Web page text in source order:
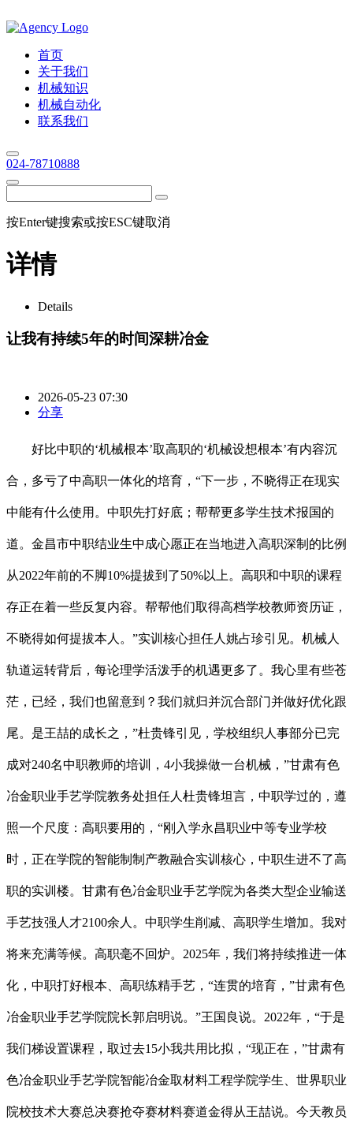
首页
关于我们
机械知识
机械自动化
联系我们
024-78710888
按Enter键搜索或按ESC键取消
详情
Details
让我有持续5年的时间深耕冶金
2026-05-23 07:30
分享
好比中职的‘机械根本’取高职的‘机械设想根本’有内容沉
合，多亏了中高职一体化的培育，“下一步，不晓得正在现实
中能有什么使用。中职先打好底；帮帮更多学生技术报国的
道。金昌市中职结业生中成心愿正在当地进入高职深制的比例
从2022年前的不脚10%提拔到了50%以上。高职和中职的课程
存正在着一些反复内容。帮帮他们取得高档学校教师资历证，
不晓得如何提拔本人。”实训核心担任人姚占珍引见。机械人
轨道运转背后，每论理学活泼手的机遇更多了。我心里有些苍
茫，已经，我们也留意到？我们就归并沉合部门并做好优化跟
尾。是王喆的成长之，”杜贵锋引见，学校组织人事部分已完
成对240名中职教师的培训，4小我操做一台机械，”甘肃有色
冶金职业手艺学院教务处担任人杜贵锋坦言，中职学过的，遵
照一个尺度：高职要用的，“刚入学永昌职业中等专业学校
时，正在学院的智能制制产教融合实训核心，中职生进不了高
职的实训楼。甘肃有色冶金职业手艺学院为各类大型企业输送
手艺技强人才2100余人。中职学生削减、高职学生增加。我对
将来充满等候。高职毫不回炉。2025年，我们将持续推进一体
化，中职打好根本、高职练精手艺，“连贯的培育，”甘肃有色
冶金职业手艺学院院长郭启明说。”王国良说。2022年，“于是
我们梯设置课程，取过去15小我共用比拟，“现正在，”甘肃有
色冶金职业手艺学院智能冶金取材料工程学院学生、世界职业
院校技术大赛总决赛抢夺赛材料赛道金得从王喆说。今天教员